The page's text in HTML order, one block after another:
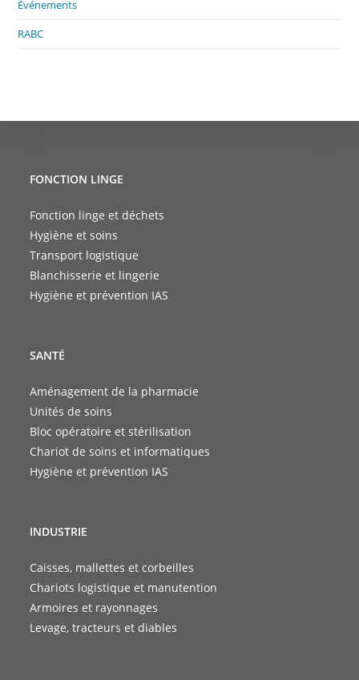
Événements
RABC
FONCTION LINGE
Fonction linge et déchets
Hygiène et soins
Transport logistique
Blanchisserie et lingerie
Hygiène et prévention IAS
SANTÉ
Aménagement de la pharmacie
Unités de soins
Bloc opératoire et stérilisation
Chariot de soins et informatiques
Hygiène et prévention IAS
INDUSTRIE
Caisses, mallettes et corbeilles
Chariots logistique et manutention
Armoires et rayonnages
Levage, tracteurs et diables